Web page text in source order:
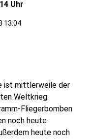
Uhr
13:04
ist mittlerweile der
Weltkrieg
Fliegerbomben
noch heute
heute noch